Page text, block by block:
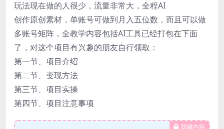
玩法现在做的人很少，流量非常大，全程AI
创作原创素材，单账号可做到月入五位数，而且可以做
多账号矩阵，全教学内容包括AI工具已经打包在下面
了，对这个项目有兴趣的朋友自行领取：
第一节、项目介绍
第二节、变现方法
第三节、项目实操
第四节、项目注意事项
隐藏内容